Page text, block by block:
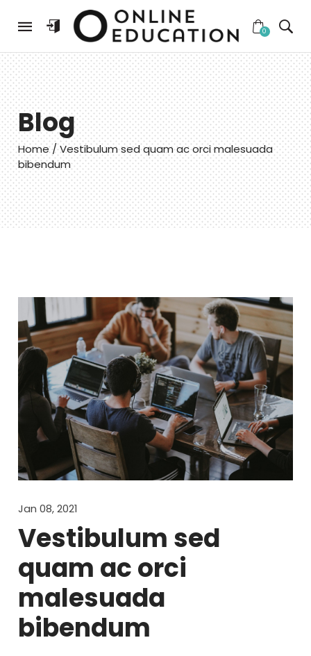
Home
About Us
Our Team
Pricing plans
Courses
Shop
Reviews
Blog
0
Blog
Home/ Vestibulum sed quam ac orci malesuada
bibendum
Jan 08, 2021
Vestibulum sed
quam ac orci
malesuada
bibendum